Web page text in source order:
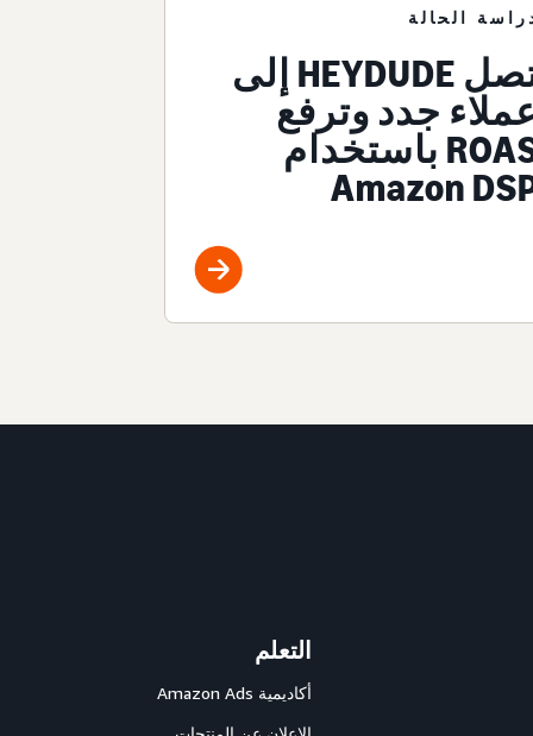
الحالة
تصل HEYDUDE إلى
جدد وترفع
ROAS باستخدام
Amazon
التعلم
أكاديمية Amazon Ads